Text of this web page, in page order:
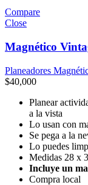
Compare
Close
Magnético
Planeadores
$40,000
Planear
a la vista
Lo usan con
Se pega a la
Lo puedes
Medidas 28 x
Incluye un
Compra local